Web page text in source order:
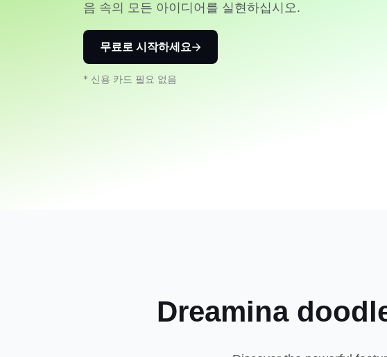
음 속의 모든 아이디어를 실현하십시오.
무료로 시작하세요
* 신용 카드 필요 없음
Dreamina